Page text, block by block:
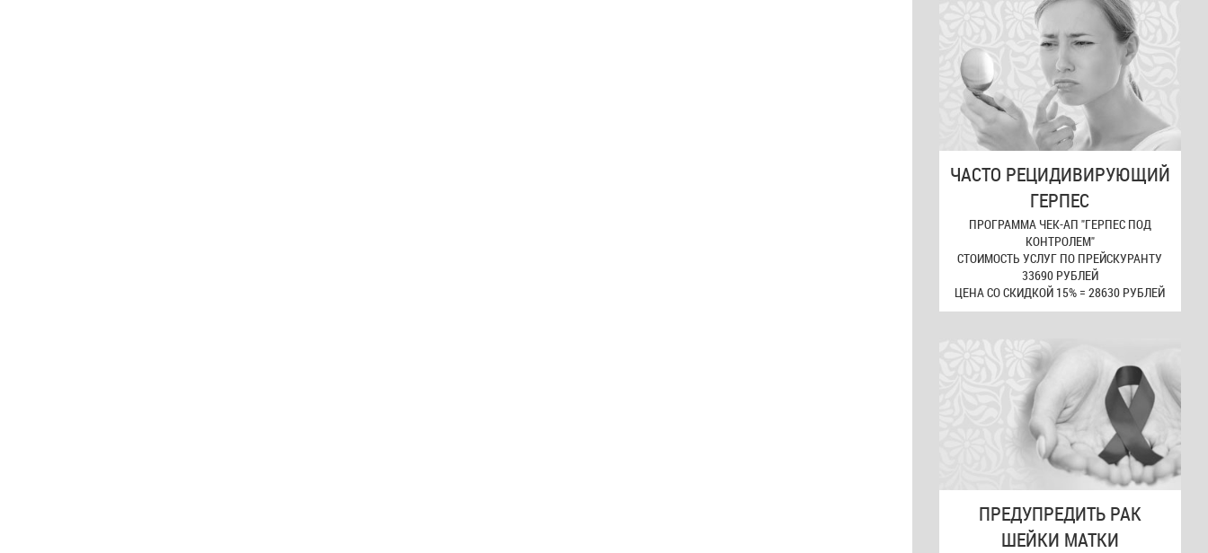
ЧАСТО РЕЦИДИВИРУЮЩИЙ
ГЕРПЕС
ПРОГРАММА ЧЕК-АП "ГЕРПЕС ПОД
КОНТРОЛЕМ"
СТОИМОСТЬ УСЛУГ ПО ПРЕЙСКУРАНТУ
33690 РУБЛЕЙ
ЦЕНА СО СКИДКОЙ 15% = 28630 РУБЛЕЙ
ПРЕДУПРЕДИТЬ РАК
ШЕЙКИ МАТКИ